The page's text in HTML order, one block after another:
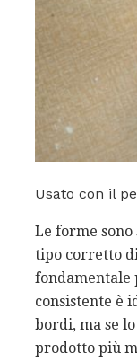
Usato con il
Le forme
tipo corretto
fondamentale
consistente è
bordi, ma se
prodotto più